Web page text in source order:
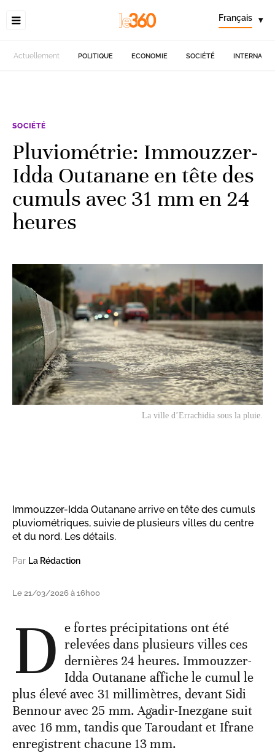
Français ▾
Actuellement POLITIQUE ECONOMIE SOCIÉTÉ
SOCIÉTÉ
Pluviométrie: Immouzzer-
Idda Outanane en tête des
cumuls avec 31 mm en 24
heures
La ville d’Errachidia sous la pluie.
Immouzzer-Idda Outanane arrive en tête des cumuls
pluviométriques, suivie de plusieurs villes du centre
et du nord. Les détails.
Par La Rédaction
Le 21/03/2026 à 16h00
D e fortes précipitations ont été
relevées dans plusieurs villes ces
dernières 24 heures. Immouzzer-
Idda Outanane affiche le cumul le
plus élevé avec 31 millimètres, devant Sidi
Bennour avec 25 mm. Agadir-Inezgane suit
avec 16 mm, tandis que Taroudant et Ifrane
enregistrent chacune 13 mm.